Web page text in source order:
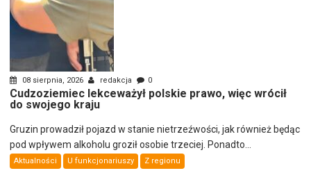
08 sierpnia, 2026 redakcja 0
Cudzoziemiec lekceważył polskie prawo, więc wrócił
do swojego kraju
Gruzin prowadził pojazd w stanie nietrzeźwości, jak również będąc
pod wpływem alkoholu groził osobie trzeciej. Ponadto...
Aktualności U funkcjonariuszy Z regionu